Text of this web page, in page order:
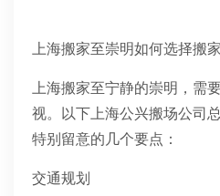
上海搬家至崇明如何选择搬
上海搬家至宁静的崇明，需
视。以下上海公兴搬场公司
特别留意的几个要点：
交通规划